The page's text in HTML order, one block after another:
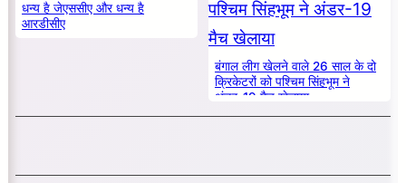
धन्य है जेएससीए और धन्य है
आरडीसीए
बंगाल लीग खेलने वाले 26 साल के दो
क्रिकेटरों को पश्चिम सिंहभूम ने
अंडर-19 मैच खेलाया